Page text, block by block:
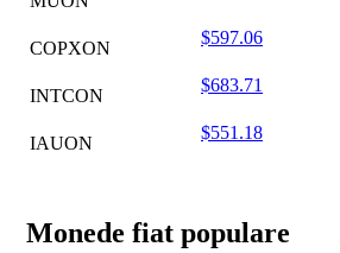
COPXON
$597.06
INTCON
$683.71
IAUON
$551.18
Monede fiat populare